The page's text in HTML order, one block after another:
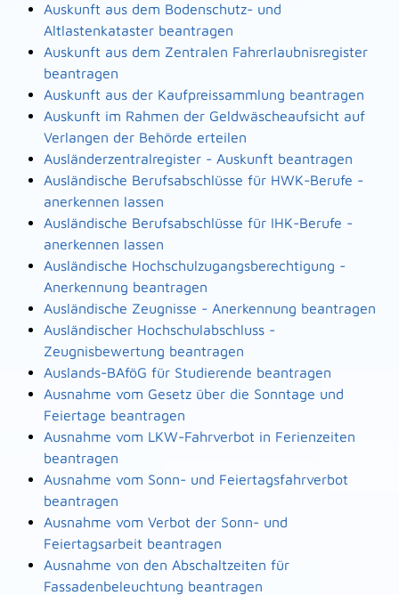
Auskunft aus dem Bodenschutz- und
Altlastenkataster beantragen
Auskunft aus dem Zentralen Fahrerlaubnisregister
beantragen
Auskunft aus der Kaufpreissammlung beantragen
Auskunft im Rahmen der Geldwäscheaufsicht auf
Verlangen der Behörde erteilen
Ausländerzentralregister - Auskunft beantragen
Ausländische Berufsabschlüsse für HWK-Berufe -
anerkennen lassen
Ausländische Berufsabschlüsse für IHK-Berufe -
anerkennen lassen
Ausländische Hochschulzugangsberechtigung -
Anerkennung beantragen
Ausländische Zeugnisse - Anerkennung beantragen
Ausländischer Hochschulabschluss -
Zeugnisbewertung beantragen
Auslands-BAföG für Studierende beantragen
Ausnahme vom Gesetz über die Sonntage und
Feiertage beantragen
Ausnahme vom LKW-Fahrverbot in Ferienzeiten
beantragen
Ausnahme vom Sonn- und Feiertagsfahrverbot
beantragen
Ausnahme vom Verbot der Sonn- und
Feiertagsarbeit beantragen
Ausnahme von den Abschaltzeiten für
Fassadenbeleuchtung beantragen